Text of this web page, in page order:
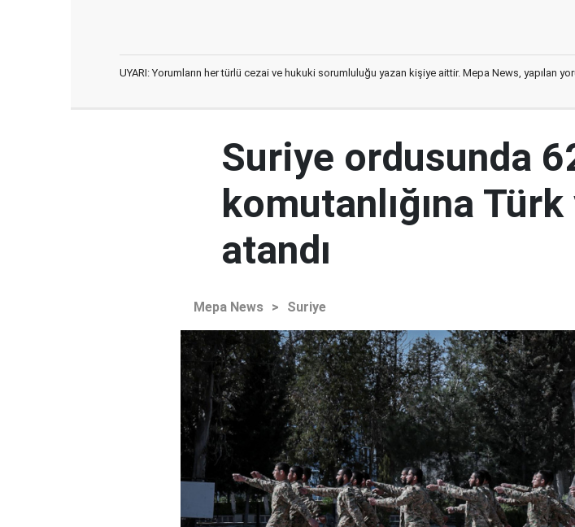
UYARI: Yorumların her türlü cezai ve hukuki sorumluluğu yazan kişiye aittir. Mepa News, yapılan
Suriye ordusunda
komutanlığına
atandı
Mepa News > Suriye